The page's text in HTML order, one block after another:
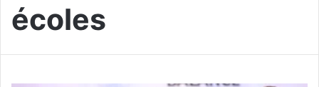
écoles